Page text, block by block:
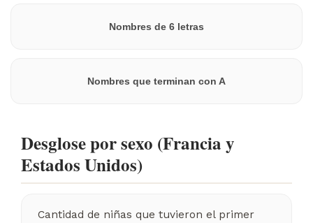
Nombres de 6 letras
Nombres que terminan con A
Desglose por sexo (Francia y
Estados Unidos)
Cantidad de niñas que tuvieron el primer